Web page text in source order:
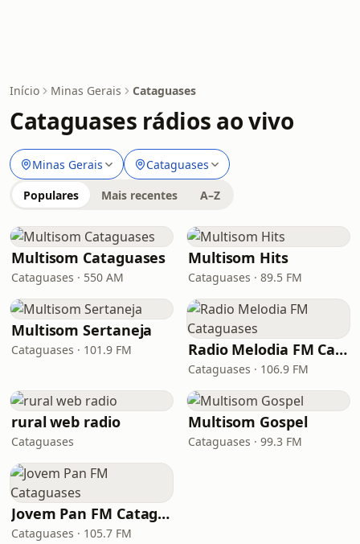
Início Minas Gerais Cataguases
Cataguases rádios ao vivo
Minas Gerais Cataguases
Populares Mais recentes A–Z
Multisom Cataguases
Cataguases · 550 AM
Multisom Hits
Cataguases · 89.5 FM
Multisom Sertaneja
Cataguases · 101.9 FM Radio Melodia FM Cataguases
Cataguases · 106.9 FM
rural web radio
Cataguases
Multisom Gospel
Cataguases · 99.3 FM
Jovem Pan FM Cataguases
Cataguases · 105.7 FM